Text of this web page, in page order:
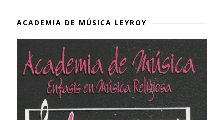
ACADEMIA DE MÚSICA LEYROY